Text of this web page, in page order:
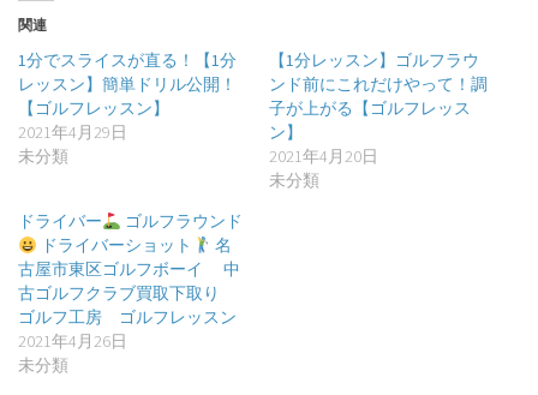
関連
1分でスライスが直る！【1分
レッスン】簡単ドリル公開！
【ゴルフレッスン】
2021年4月29日
未分類
【1分レッスン】ゴルフラウ
ンド前にこれだけやって！調
子が上がる【ゴルフレッス
ン】
2021年4月20日
未分類
ドライバー
ゴルフラウンド
ドライバーショット
名
古屋市東区ゴルフボーイ 中
古ゴルフクラブ買取下取り
ゴルフ工房 ゴルフレッスン
2021年4月26日
未分類